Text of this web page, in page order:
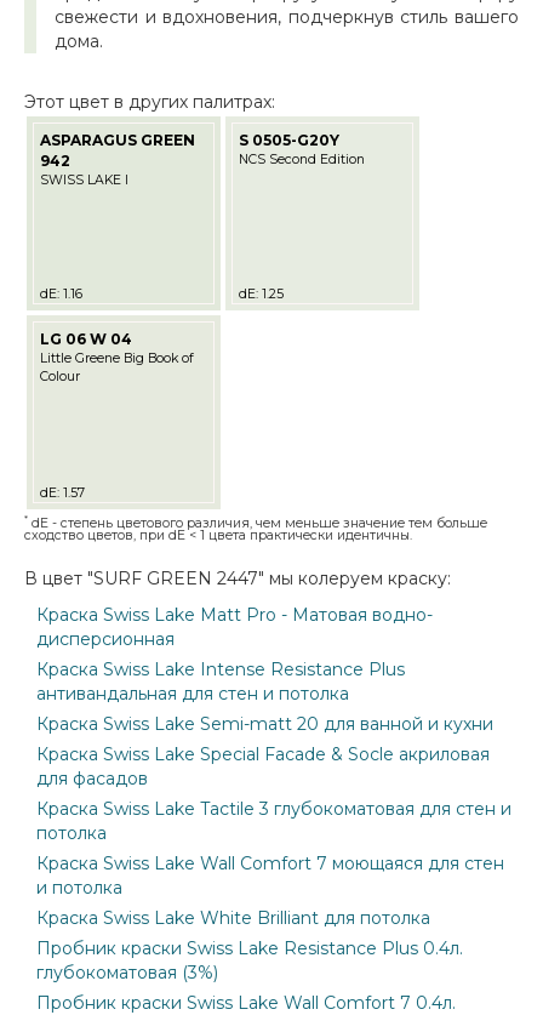
свежести и вдохновения, подчеркнув стиль вашего
дома.
Этот цвет в других палитрах:
ASPARAGUS GREEN
942
SWISS LAKE I
dE: 1.16
S 0505-G20Y
NCS Second Edition
dE: 1.25
LG 06 W 04
Little Greene Big Book of
Colour
dE: 1.57
* dE - степень цветового различия, чем меньше значение тем больше
сходство цветов, при dE < 1 цвета практически идентичны.
В цвет "SURF GREEN 2447" мы колеруем краску:
Краска Swiss Lake Matt Pro - Матовая водно-
дисперсионная
Краска Swiss Lake Intense Resistance Plus
антивандальная для стен и потолка
Краска Swiss Lake Semi-matt 20 для ванной и кухни
Краска Swiss Lake Special Facade & Socle акриловая
для фасадов
Краска Swiss Lake Tactile 3 глубокоматовая для стен и
потолка
Краска Swiss Lake Wall Comfort 7 моющаяся для стен
и потолка
Краска Swiss Lake White Brilliant для потолка
Пробник краски Swiss Lake Resistance Plus 0.4л.
глубокоматовая (3%)
Пробник краски Swiss Lake Wall Comfort 7 0.4л.